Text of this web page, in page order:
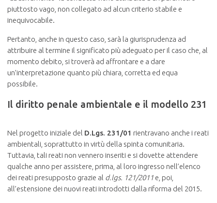
piuttosto vago, non collegato ad alcun criterio stabile e
inequivocabile.
Pertanto, anche in questo caso, sarà la giurisprudenza ad
attribuire al termine il significato più adeguato per il caso che, al
momento debito, si troverà ad affrontare e a dare
un’interpretazione quanto più chiara, corretta ed equa
possibile.
Il diritto penale ambientale e il modello 231
Nel progetto iniziale del D.Lgs. 231/01 rientravano anche i reati
ambientali, soprattutto in virtù della spinta comunitaria.
Tuttavia, tali reati non vennero inseriti e si dovette attendere
qualche anno per assistere, prima, al loro ingresso nell’elenco
dei reati presupposto grazie al d.lgs. 121/2011 e, poi,
all’estensione dei nuovi reati introdotti dalla riforma del 2015.